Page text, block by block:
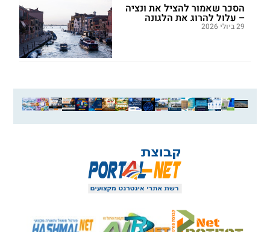
הסכר שאמור להציל את ונציה
– עלול להרוג את הלגונה
29 ביולי 2026